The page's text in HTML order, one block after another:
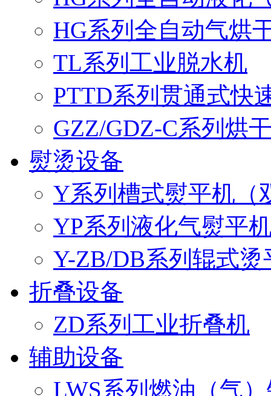
HG系列全自动气烘
TL系列工业脱水机
PTTD系列贯通式快
GZZ/GDZ-C系列烘
熨烫设备
Y系列槽式熨平机（
YP系列液化气熨平
Y-ZB/DB系列辊式烫
折叠设备
ZD系列工业折叠机
辅助设备
LWS系列燃油（气